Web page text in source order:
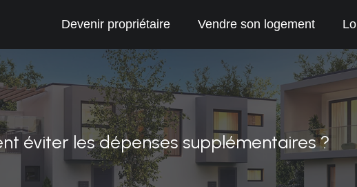
Devenir propriétaire Vendre son logement
éviter les dépenses supplémentaires ?